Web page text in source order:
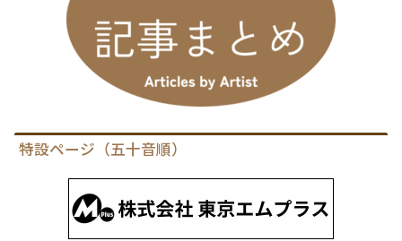
特設ページ（五十音順）